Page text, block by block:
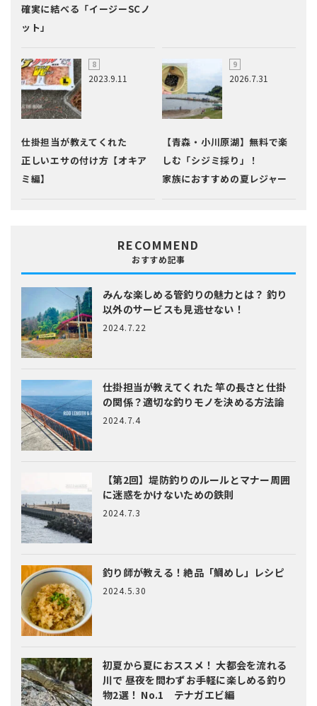
確実に結べる「イージーSCノ
ット」
2023.9.11
仕掛担当が教えてくれた
正しいエサの付け方【オキア
ミ編】
2026.7.31
【青森・小川原湖】無料で楽
しむ「シジミ採り」！
家族におすすめの夏レジャー
RECOMMEND
おすすめ記事
みんな楽しめる管釣りの魅力とは？ 釣り
以外のサービスも見逃せない！
2024.7.22
仕掛担当が教えてくれた竿の長さと仕掛
の関係？適切な釣りモノを決める方法論
2024.7.4
【第2回】堤防釣りのルールとマナー周囲
に迷惑をかけないための鉄則
2024.7.3
釣り師が教える！絶品「鯛めし」レシピ
2024.5.30
初夏から夏におススメ！ 大都会を流れる
川で 昼夜を問わずお手軽に楽しめる釣り
物2選！ No.1 テナガエビ編